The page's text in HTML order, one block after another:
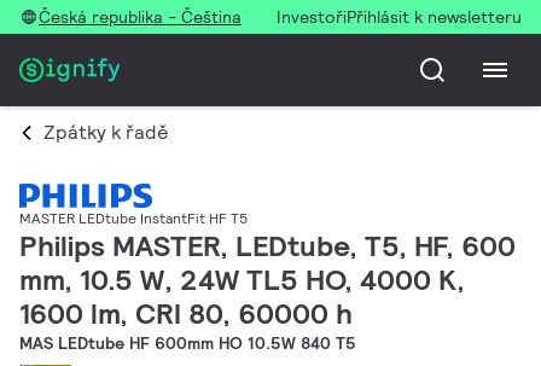
Česká republika - Čeština InvestořiPřihlásit k newsletteru
Zpátky k řadě
MASTER LEDtube InstantFit HF T5
Philips MASTER, LEDtube, T5, HF, 600
mm, 10.5 W, 24W TL5 HO, 4000 K,
1600 lm, CRI 80, 60000 h
MAS LEDtube HF 600mm HO 10.5W 840 T5